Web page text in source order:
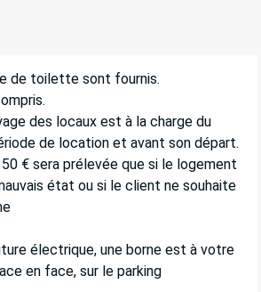
de toilette sont fournis.
des locaux est à la charge du
de location et avant son départ.
€ sera prélevée que si le logement
état ou si le client ne souhaite
électrique, une borne est à votre
en face, sur le parking